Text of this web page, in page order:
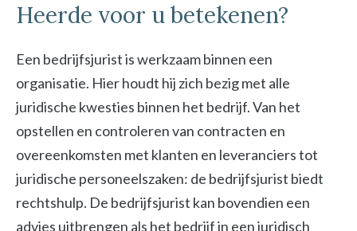
Heerde voor u betekenen?
Een bedrijfsjurist is werkzaam binnen een
organisatie. Hier houdt hij zich bezig met alle
juridische kwesties binnen het bedrijf. Van het
opstellen en controleren van contracten en
overeenkomsten met klanten en leveranciers tot
juridische personeelszaken: de bedrijfsjurist biedt
rechtshulp. De bedrijfsjurist kan bovendien een
advies uitbrengen als het bedrijf in een juridisch